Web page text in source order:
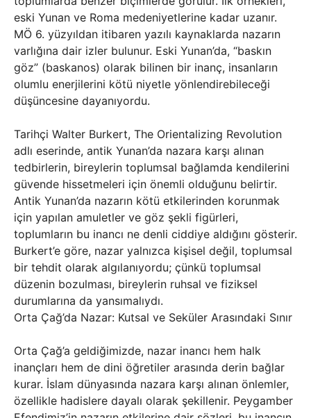
eski Yunan ve Roma medeniyetlerine kadar uzanır.
MÖ 6. yüzyıldan itibaren yazılı kaynaklarda nazarın
varlığına dair izler bulunur. Eski Yunan’da, “baskın
göz” (baskanos) olarak bilinen bir inanç, insanların
olumlu enerjilerini kötü niyetle yönlendirebileceği
düşüncesine dayanıyordu.
Tarihçi Walter Burkert, The Orientalizing Revolution
adlı eserinde, antik Yunan’da nazara karşı alınan
tedbirlerin, bireylerin toplumsal bağlamda kendilerini
güvende hissetmeleri için önemli olduğunu belirtir.
Antik Yunan’da nazarın kötü etkilerinden korunmak
için yapılan amuletler ve göz şekli figürleri,
toplumların bu inancı ne denli ciddiye aldığını gösterir.
Burkert’e göre, nazar yalnızca kişisel değil, toplumsal
bir tehdit olarak algılanıyordu; çünkü toplumsal
düzenin bozulması, bireylerin ruhsal ve fiziksel
durumlarına da yansımalıydı.
Orta Çağ’da Nazar: Kutsal ve Seküler Arasındaki Sınır
Orta Çağ’a geldiğimizde, nazar inancı hem halk
inançları hem de dini öğretiler arasında derin bağlar
kurar. İslam dünyasında nazara karşı alınan önlemler,
özellikle hadislere dayalı olarak şekillenir. Peygamber